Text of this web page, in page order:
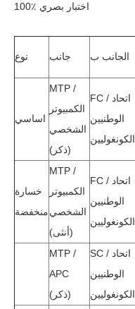
100٪ اختبار بصري
نوع جانب الجانب ب
اساسي
MTP /
الكمبيوتر
الشخصي
(ذكر)
FC / اتحاد
الوطنيين
الكونغوليين
خسارة
منخفضة
MTP /
الكمبيوتر
الشخصي
(أنثى)
FC / اتحاد
الوطنيين
الكونغوليين
MTP /
APC
(ذكر)
SC / اتحاد
الوطنيين
الكونغوليين